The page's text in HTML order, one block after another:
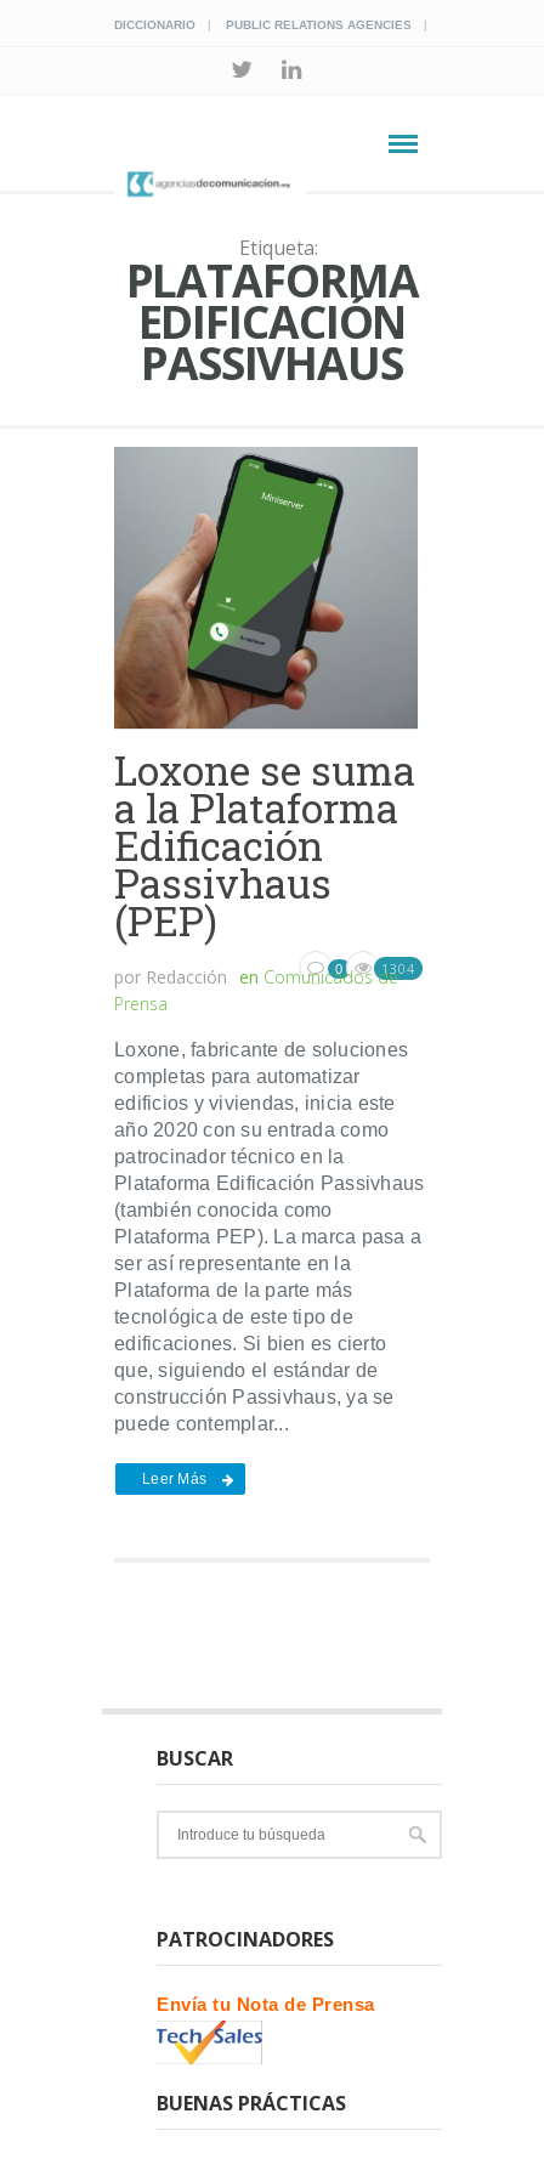
DICCIONARIO PUBLIC RELATIONS AGENCIES
Etiqueta:
PLATAFORMA
EDIFICACIÓN
PASSIVHAUS
Loxone se suma
a la Plataforma
Edificación
Passivhaus
(PEP)
por Redacción en Comunicados de
Prensa
0 1304
Loxone, fabricante de soluciones
completas para automatizar
edificios y viviendas, inicia este
año 2020 con su entrada como
patrocinador técnico en la
Plataforma Edificación Passivhaus
(también conocida como
Plataforma PEP). La marca pasa a
ser así representante en la
Plataforma de la parte más
tecnológica de este tipo de
edificaciones. Si bien es cierto
que, siguiendo el estándar de
construcción Passivhaus, ya se
puede contemplar...
Leer Más
BUSCAR
PATROCINADORES
Envía tu Nota de Prensa
BUENAS PRÁCTICAS